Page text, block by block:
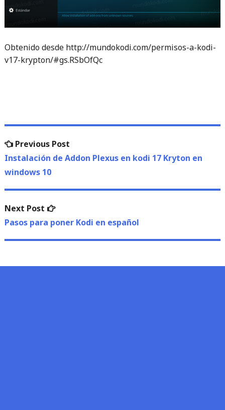
Obtenido desde http://mundokodi.com/permisos-a-kodi-
v17-krypton/#gs.RSbOfQc
Navegación
de
entradas
Previous PostPrevious
post:
Instalación de Addon Plexus en kodi 17 Kryton en
windows 10
Next Post
Next
post:
Pasos para poner Kodi en español